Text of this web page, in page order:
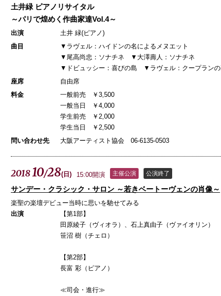
土井緑 ピアノリサイタル
～パリで煌めく作曲家達Vol.4～
出演
土井 緑(ピアノ)
曲目
▼ラヴェル：ハイドンの名によるメヌエット
▼尾高尚忠：ソナチネ ▼大澤壽人：ソナチネ
▼ドビュッシー：喜びの島 ▼ラヴェル：クープラン
座席
自由席
料金
一般前売 ￥3,500
一般当日 ￥4,000
学生前売 ￥2,000
学生当日 ￥2,500
問い合わせ先
大阪アーティスト協会 06-6135-0503
201810/28( 日 ) 15:00開演 主催公演 公演終了
サンデー・クラシック・サロン ～若きベートーヴェンの肖像～
楽聖の楽壇デビュー当時に思いを馳せてみる
出演
【第1部】
田原綾子（ヴィオラ）、石上真由子（ヴァイオリン）
笹沼 樹（チェロ）
【第2部】
長富 彩（ピアノ）
≪司会・進行≫